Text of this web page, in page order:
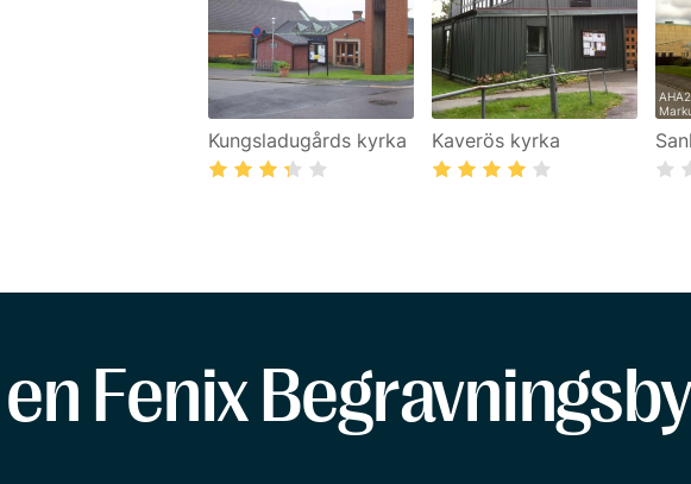
Kungsladugårds kyrka Kaverös kyrka
AHA2
Fenix